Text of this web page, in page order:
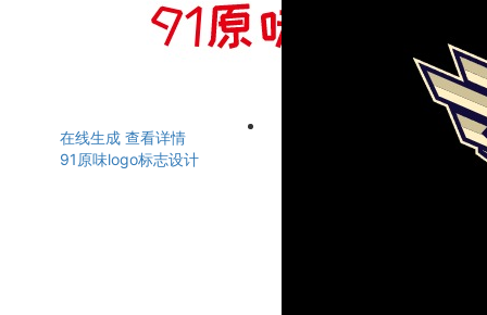
在线生成 查看详情
91原味logo标志设计